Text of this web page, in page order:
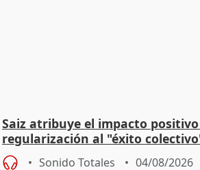
Saiz atribuye el impacto
regularización al "éxito
Sonido Totales 04/08/2026